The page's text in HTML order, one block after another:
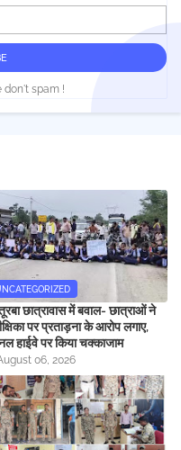
don't spam !
छात्रावास में बवाल- छात्राओं ने
पर प्रताड़ना के आरोप लगाए,
हाईवे पर किया चक्काजाम
06, 2026